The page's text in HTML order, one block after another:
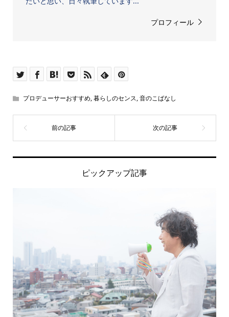
プロフィール
プロデューサーおすすめ,暮らしのセンス,音のこばなし
ピックアップ記事